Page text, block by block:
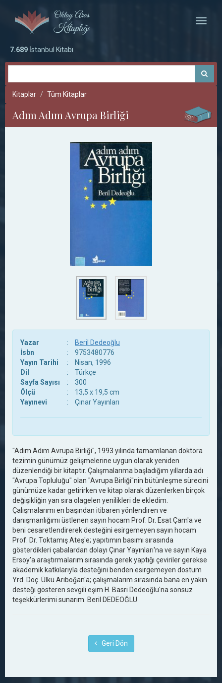
Toggle
7.689 İstanbul Kitabı
Kitaplar Tüm Kitaplar
Adım Adım Avrupa Birliği
Yazar :
Beril Dedeoğlu
İsbn
:
9753480776
Yayın Tarihi
:
Nisan, 1996
Dil
:
Türkçe
Sayfa Sayısı
:
300
Ölçü
:
13,5 x 19,5 cm
Yayınevi
: Çınar Yayınları
"Adım Adım Avrupa Birliği", 1993 yılında tamamlanan doktora
tezimin günümüz gelişmelerine uygun olarak yeniden
düzenlendiği bir kitaptır. Çalışmalarıma başladığım yıllarda adı
"Avrupa Topluluğu" olan "Avrupa Birliği"nin bütünleşme sürecini
günümüze kadar getirirken ve kitap olarak düzenlerken birçok
değişikliğin yan sıra olagelen yenilikleri de ekledim.
Çalışmalarımı en başından itibaren yönlendiren ve
danışmanlığımı üstlenen sayın hocam Prof. Dr. Esat Çam'a ve
beni cesaretlendirerek desteğini esirgemeyen sayın hocam
Prof. Dr. Toktamış Ateş'e; yapıtımın basımı sırasında
gösterdikleri çabalardan dolayı Çınar Yayınları'na ve sayın Kaya
Ersoy'a araştırmalarım sırasında gerek yaptığı çeviriler gerekse
akademik katkılarıyla desteğini benden esirgemeyen dostum
Yrd. Doç. Ülkü Arıboğan'a; çalışmalarım sırasında bana en yakın
desteği gösteren sevgili eşim H. Basri Dedeoğlu'na sonsuz
teşekkürlerimi sunarım. Beril DEDEOĞLU
Geri Dön